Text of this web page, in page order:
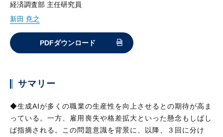
経済調査部 主任研究員
新田 尭之
PDFダウンロード
サマリー
◆生成AIが多くの職業の生産性を向上させるとの期待が高ま
っている。一方、雇用喪失や格差拡大といった懸念もしばし
ば指摘される。この問題意識を背景に、以降、３回に分け